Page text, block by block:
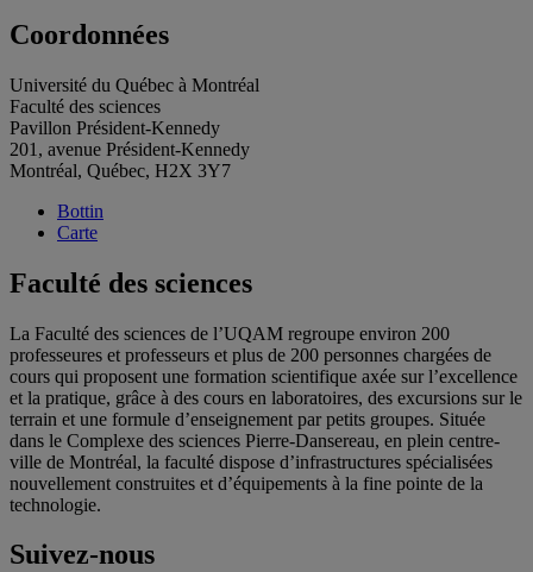
Coordonnées
Université du Québec à Montréal
Faculté des sciences
Pavillon Président-Kennedy
201, avenue Président-Kennedy
Montréal, Québec, H2X 3Y7
Bottin
Carte
Faculté des sciences
La Faculté des sciences de l’UQAM regroupe environ 200
professeures et professeurs et plus de 200 personnes chargées de
cours qui proposent une formation scientifique axée sur l’excellence
et la pratique, grâce à des cours en laboratoires, des excursions sur le
terrain et une formule d’enseignement par petits groupes. Située
dans le Complexe des sciences Pierre-Dansereau, en plein centre-
ville de Montréal, la faculté dispose d’infrastructures spécialisées
nouvellement construites et d’équipements à la fine pointe de la
technologie.
Suivez-nous